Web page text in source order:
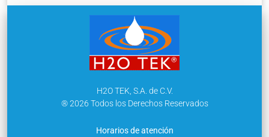
H2O TEK, S.A. de C.V.
® 2026 Todos los Derechos Reservados
Horarios de atención